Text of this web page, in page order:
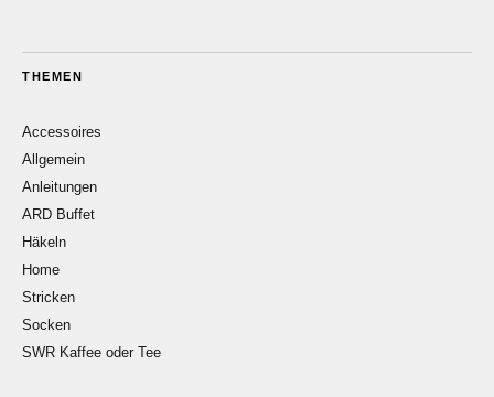
THEMEN
Accessoires
Allgemein
Anleitungen
ARD Buffet
Häkeln
Home
Stricken
Socken
SWR Kaffee oder Tee